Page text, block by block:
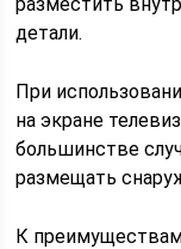
детали.
При
на экране
большинстве
размещать
К